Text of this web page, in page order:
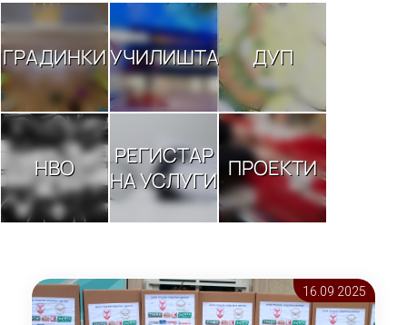
ГРАДИНКИУЧИЛИШТА ДУП
НВО
РЕГИСТАР
НА УСЛУГИ ПРОЕКТИ
16.09 2025